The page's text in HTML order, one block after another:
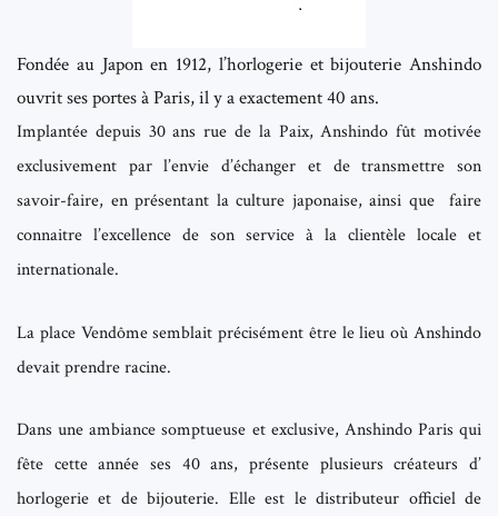
Fondée au Japon en 1912, l’horlogerie et bijouterie Anshindo
ouvrit ses portes à Paris, il y a exactement 40 ans.
Implantée depuis 30 ans rue de la Paix, Anshindo fût motivée
exclusivement par l’envie d’échanger et de transmettre son
savoir-faire, en présentant la culture japonaise, ainsi que
faire
connaitre l’excellence de son service à la clientèle locale et
internationale.
La place Vendôme semblait précisément être le lieu où Anshindo
devait prendre racine.
Dans une ambiance somptueuse et exclusive, Anshindo Paris qui
fête cette année ses 40 ans, présente plusieurs créateurs d’
horlogerie et de bijouterie. Elle est le distributeur officiel de